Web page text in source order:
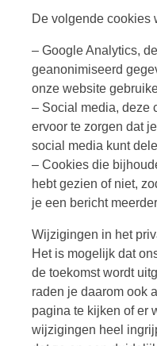
De volgende cookies
– Google Analytics,
geanonimiseerd
onze website
– Social media, deze
ervoor te zorgen dat
social media kunt
– Cookies die
hebt gezien of niet,
je een bericht
Wijzigingen in het
Het is mogelijk dat
de toekomst wordt
raden je daarom ook
pagina te kijken of er
wijzigingen heel